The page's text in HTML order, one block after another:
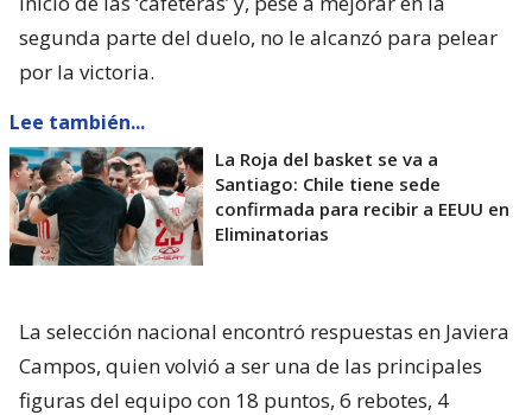
segunda parte del duelo, no le alcanzó para pelear
por la victoria.
Lee también...
La Roja del basket se va a
Santiago: Chile tiene sede
confirmada para recibir a EEUU en
Eliminatorias
La selección nacional encontró respuestas en Javiera
Campos, quien volvió a ser una de las principales
figuras del equipo con 18 puntos, 6 rebotes, 4